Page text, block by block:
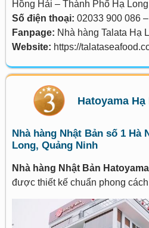
Hồng Hải – Thành Phố Hạ
Số điện thoại: 02033 900 086
Fanpage: Nhà hàng Talata Hạ
Website: https://
Hatoyama
Nhà hàng Nhật Bản số 1 Hà
Long, Quảng Ninh
Nhà hàng Nhật Bản Hatoyama
được thiết kế chuẩn phong